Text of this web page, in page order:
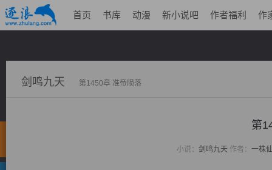
首页 书库 动漫 新小说吧 作者福利 作
剑鸣九天 第1450章 准帝陨落
第
小说： 剑鸣九天 作者： 一株